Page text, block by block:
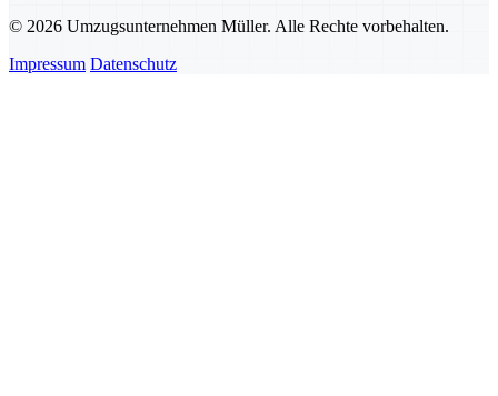
© 2026 Umzugsunternehmen Müller. Alle Rechte vorbehalten.
Impressum Datenschutz